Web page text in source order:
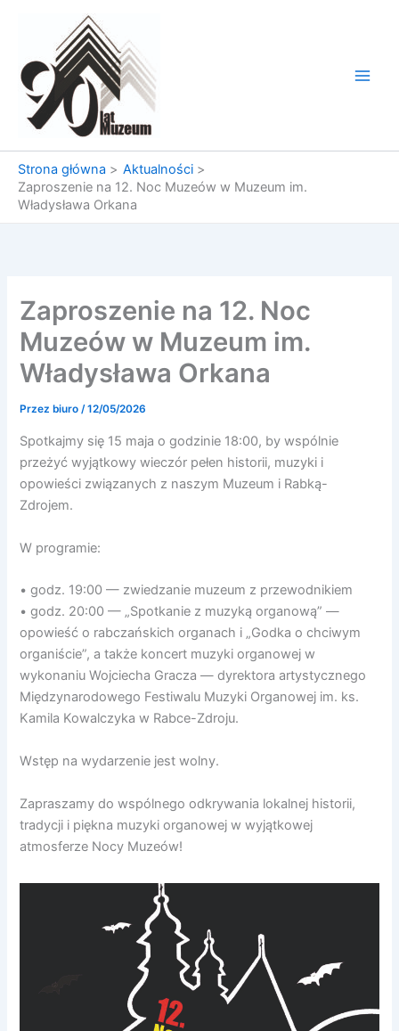
Strona główna
Aktualności
Zaproszenie na 12. Noc Muzeów w Muzeum im.
Władysława Orkana
Zaproszenie na 12. Noc
Muzeów w Muzeum im.
Władysława Orkana
Przez biuro/12/05/2026
Spotkajmy się 15 maja o godzinie 18:00, by wspólnie
przeżyć wyjątkowy wieczór pełen historii, muzyki i
opowieści związanych z naszym Muzeum i Rabką-
Zdrojem.
W programie:
• godz. 19:00 — zwiedzanie muzeum z przewodnikiem
• godz. 20:00 — „Spotkanie z muzyką organową” —
opowieść o rabczańskich organach i „Godka o chciwym
organiście”, a także koncert muzyki organowej w
wykonaniu Wojciecha Gracza — dyrektora artystycznego
Międzynarodowego Festiwalu Muzyki Organowej im. ks.
Kamila Kowalczyka w Rabce-Zdroju.
Wstęp na wydarzenie jest wolny.
Zapraszamy do wspólnego odkrywania lokalnej historii,
tradycji i piękna muzyki organowej w wyjątkowej
atmosferze Nocy Muzeów!